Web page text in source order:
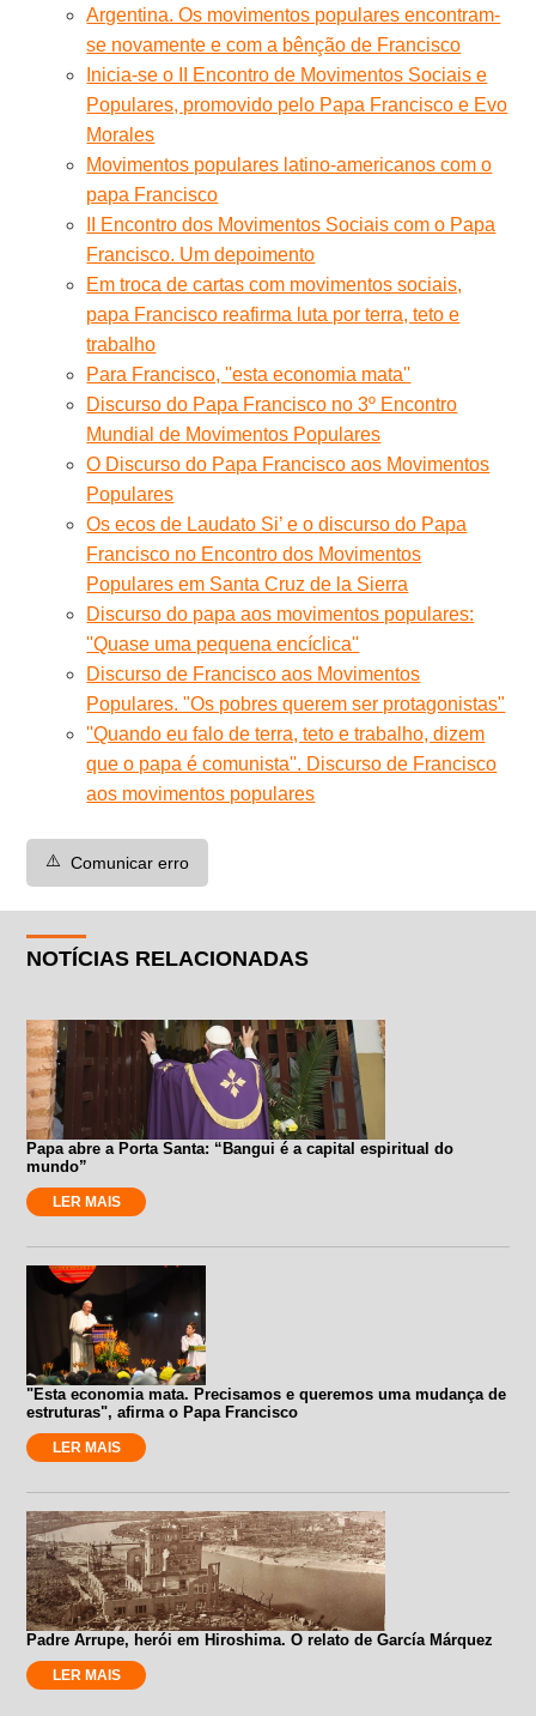
Argentina. Os movimentos populares encontram-
se novamente e com a bênção de Francisco
Inicia-se o II Encontro de Movimentos Sociais e
Populares, promovido pelo Papa Francisco e Evo
Morales
Movimentos populares latino-americanos com o
papa Francisco
II Encontro dos Movimentos Sociais com o Papa
Francisco. Um depoimento
Em troca de cartas com movimentos sociais,
papa Francisco reafirma luta por terra, teto e
trabalho
Para Francisco, ''esta economia mata''
Discurso do Papa Francisco no 3º Encontro
Mundial de Movimentos Populares
O Discurso do Papa Francisco aos Movimentos
Populares
Os ecos de Laudato Si’ e o discurso do Papa
Francisco no Encontro dos Movimentos
Populares em Santa Cruz de la Sierra
Discurso do papa aos movimentos populares:
''Quase uma pequena encíclica''
Discurso de Francisco aos Movimentos
Populares. "Os pobres querem ser protagonistas"
''Quando eu falo de terra, teto e trabalho, dizem
que o papa é comunista''. Discurso de Francisco
aos movimentos populares
⚠️ Comunicar erro
NOTÍCIAS RELACIONADAS
Papa abre a Porta Santa: “Bangui é a capital espiritual do
mundo”
LER MAIS
"Esta economia mata. Precisamos e queremos uma mudança de
estruturas", afirma o Papa Francisco
LER MAIS
Padre Arrupe, herói em Hiroshima. O relato de García Márquez
LER MAIS